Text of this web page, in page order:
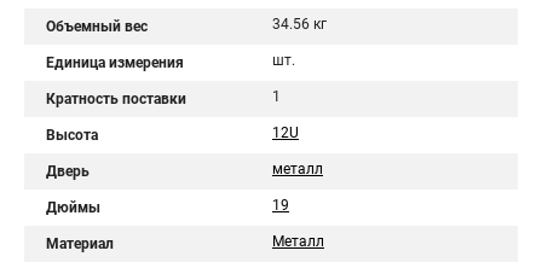
Объемный вес 34.56 кг
Единица измерения шт.
Кратность поставки 1
Высота 12U
Дверь металл
Дюймы 19
Материал Металл